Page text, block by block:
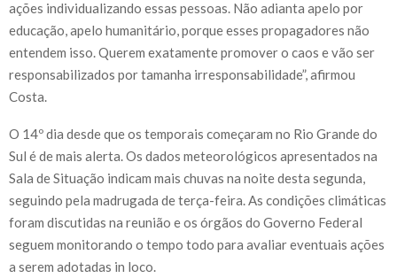
ações individualizando essas pessoas. Não adianta apelo por
educação, apelo humanitário, porque esses propagadores não
entendem isso. Querem exatamente promover o caos e vão ser
responsabilizados por tamanha irresponsabilidade”, afirmou
Costa.
O 14º dia desde que os temporais começaram no Rio Grande do
Sul é de mais alerta. Os dados meteorológicos apresentados na
Sala de Situação indicam mais chuvas na noite desta segunda,
seguindo pela madrugada de terça-feira. As condições climáticas
foram discutidas na reunião e os órgãos do Governo Federal
seguem monitorando o tempo todo para avaliar eventuais ações
a serem adotadas in loco.